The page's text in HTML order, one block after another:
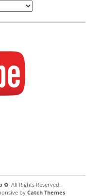
✿. All Rights Reserved.
byCatch Themes